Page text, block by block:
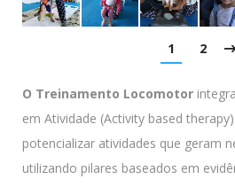
1 2
O Treinamento Locomotor
em Atividade (Activity based
potencializar atividades que geram
utilizando pilares baseados em